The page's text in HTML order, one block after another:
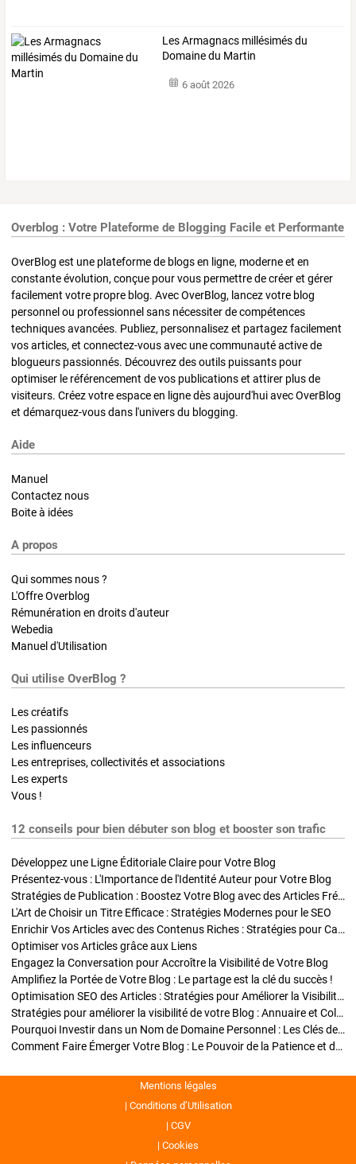
Les Armagnacs millésimés du
Domaine du Martin
6 août 2026
Overblog : Votre Plateforme de Blogging Facile et Performante
OverBlog est une plateforme de blogs en ligne, moderne et en
constante évolution, conçue pour vous permettre de créer et gérer
facilement votre propre blog. Avec OverBlog, lancez votre blog
personnel ou professionnel sans nécessiter de compétences
techniques avancées. Publiez, personnalisez et partagez facilement
vos articles, et connectez-vous avec une communauté active de
blogueurs passionnés. Découvrez des outils puissants pour
optimiser le référencement de vos publications et attirer plus de
visiteurs. Créez votre espace en ligne dès aujourd'hui avec OverBlog
et démarquez-vous dans l'univers du blogging.
Aide
Manuel
Contactez nous
Boite à idées
A propos
Qui sommes nous ?
L'Offre Overblog
Rémunération en droits d'auteur
Webedia
Manuel d'Utilisation
Qui utilise OverBlog ?
Les créatifs
Les passionnés
Les influenceurs
Les entreprises, collectivités et associations
Les experts
Vous !
12 conseils pour bien débuter son blog et booster son trafic
Développez une Ligne Éditoriale Claire pour Votre Blog
Présentez-vous : L'Importance de l'Identité Auteur pour Votre Blog
Stratégies de Publication : Boostez Votre Blog avec des Articles Fréquents et Exclusifs
L'Art de Choisir un Titre Efficace : Stratégies Modernes pour le SEO
Enrichir Vos Articles avec des Contenus Riches : Stratégies pour Captiver et Optimiser
Optimiser vos Articles grâce aux Liens
Engagez la Conversation pour Accroître la Visibilité de Votre Blog
Amplifiez la Portée de Votre Blog : Le partage est la clé du succès !
Optimisation SEO des Articles : Stratégies pour Améliorer la Visibilité de Votre Blog
Stratégies pour améliorer la visibilité de votre Blog : Annuaire et Collaborations
Pourquoi Investir dans un Nom de Domaine Personnel : Les Clés de la Réussite de Votre Blog
Comment Faire Émerger Votre Blog : Le Pouvoir de la Patience et de la Persévérance
Mentions légales
Conditions d’Utilisation
CGV
Cookies